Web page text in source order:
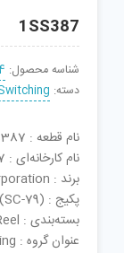
1SS387
شناسه محصول:
دسته:
نام قطعه : 1SS387
نام کارخانه‌ای : 1SS387
برند : Toshiba Corporation
پکیج : SOD-523 (SC-79)
بسته‌بندی : Tape & Reel
عنوان گروه : Diodes General Purpose Power Switching